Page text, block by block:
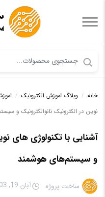
خانه / وبلاگ اموزش الکترونیک /
نوین در الکترونیک نانوالکترونیک و
آشنایی با تکنولوژی‌ های
و سیستم‌های هوشمند
ساخت پروژه آبان 19, 1403